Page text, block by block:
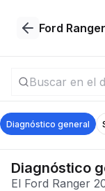
Ford
Diagnóstico general
Diagnóstico
El Ford Ranger